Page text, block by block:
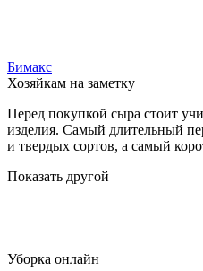
Бимакс
Хозяйкам на заметку
Перед покупкой сыра стоит
изделия. Самый длительный
и твердых сортов, а самый
Показать другой
Уборка онлайн